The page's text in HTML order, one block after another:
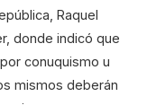
Raquel
donde indicó que
conuquismo u
mismos deberán